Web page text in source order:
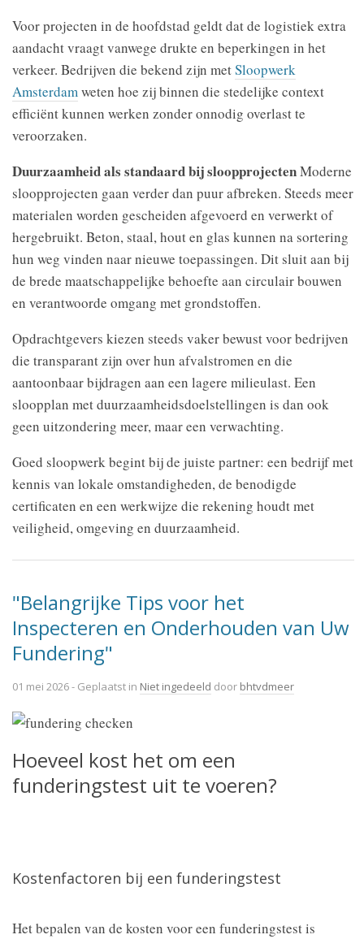
Voor projecten in de hoofdstad geldt dat de logistiek extra
aandacht vraagt vanwege drukte en beperkingen in het
verkeer. Bedrijven die bekend zijn metSloopwerk
Amsterdamweten hoe zij binnen die stedelijke context
efficiënt kunnen werken zonder onnodig overlast te
veroorzaken.
Duurzaamheid als standaard bij sloopprojectenModerne
sloopprojecten gaan verder dan puur afbreken. Steeds meer
materialen worden gescheiden afgevoerd en verwerkt of
hergebruikt. Beton, staal, hout en glas kunnen na sortering
hun weg vinden naar nieuwe toepassingen. Dit sluit aan bij
de brede maatschappelijke behoefte aan circulair bouwen
en verantwoorde omgang met grondstoffen.
Opdrachtgevers kiezen steeds vaker bewust voor bedrijven
die transparant zijn over hun afvalstromen en die
aantoonbaar bijdragen aan een lagere milieulast. Een
sloopplan met duurzaamheidsdoelstellingen is dan ook
geen uitzondering meer, maar een verwachting.
Goed sloopwerk begint bij de juiste partner: een bedrijf met
kennis van lokale omstandigheden, de benodigde
certificaten en een werkwijze die rekening houdt met
veiligheid, omgeving en duurzaamheid.
"Belangrijke Tips voor het
Inspecteren en Onderhouden van Uw
Fundering"
01 mei 2026- Geplaatst in Niet ingedeeld door bhtvdmeer
Hoeveel kost het om een
funderingstest uit te voeren?
Kostenfactoren bij een funderingstest
Het bepalen van de kosten voor een funderingstest is